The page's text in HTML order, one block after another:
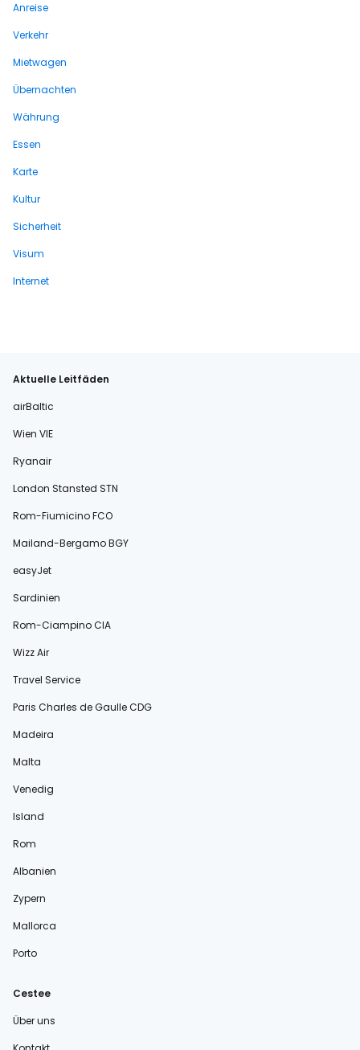
Anreise
Verkehr
Mietwagen
Übernachten
Währung
Essen
Karte
Kultur
Sicherheit
Visum
Internet
Aktuelle Leitfäden
airBaltic
Wien VIE
Ryanair
London Stansted STN
Rom-Fiumicino FCO
Mailand-Bergamo BGY
easyJet
Sardinien
Rom-Ciampino CIA
Wizz Air
Travel Service
Paris Charles de Gaulle CDG
Madeira
Malta
Venedig
Island
Rom
Albanien
Zypern
Mallorca
Porto
Cestee
Über uns